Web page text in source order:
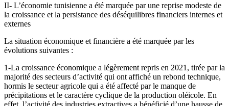
II- L’économie tunisienne a été marquée par une reprise modeste de
la croissance et la persistance des déséquilibres financiers internes et
externes
La situation économique et financière a été marquée par les
évolutions suivantes :
1-La croissance économique a légèrement repris en 2021, tirée par la
majorité des secteurs d’activité qui ont affiché un rebond technique,
hormis le secteur agricole qui a été affecté par le manque de
précipitations et le caractère cyclique de la production oléicole. En
effet, l’activité des industries extractives a bénéficié d’une hausse de